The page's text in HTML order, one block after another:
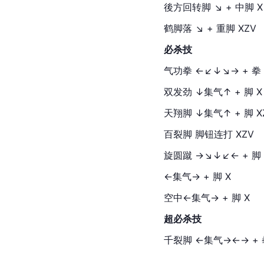
後方回转脚 ↘ + 中脚 X
鹤脚落 ↘ + 重脚 XZV
必杀技
气功拳 ←↙↓↘→ + 拳
双发劲 ↓集气↑ + 脚 X
天翔脚 ↓集气↑ + 脚
百裂脚 脚钮连打 XZV
旋圆蹴 →↘↓↙← + 脚
←集气→ + 脚 X
空中←集气→ + 脚 X
超必杀技
千裂脚 ←集气→←→ +